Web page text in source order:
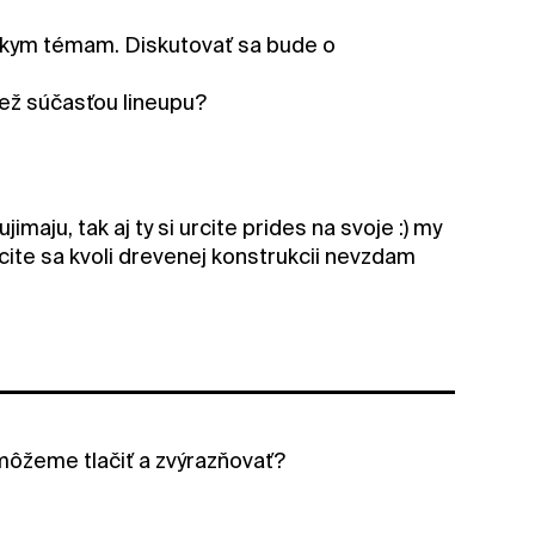
témam. Diskutovať sa bude o
súčasťou lineupu?
tak aj ty si urcite prides na svoje :) my
sa kvoli drevenej konstrukcii nevzdam
tlačiť a zvýrazňovať?